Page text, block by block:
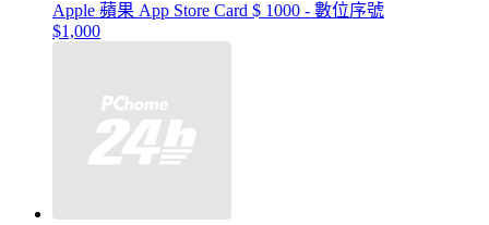
Apple 蘋果 App Store Card $ 1000 - 數位序號
$1,000